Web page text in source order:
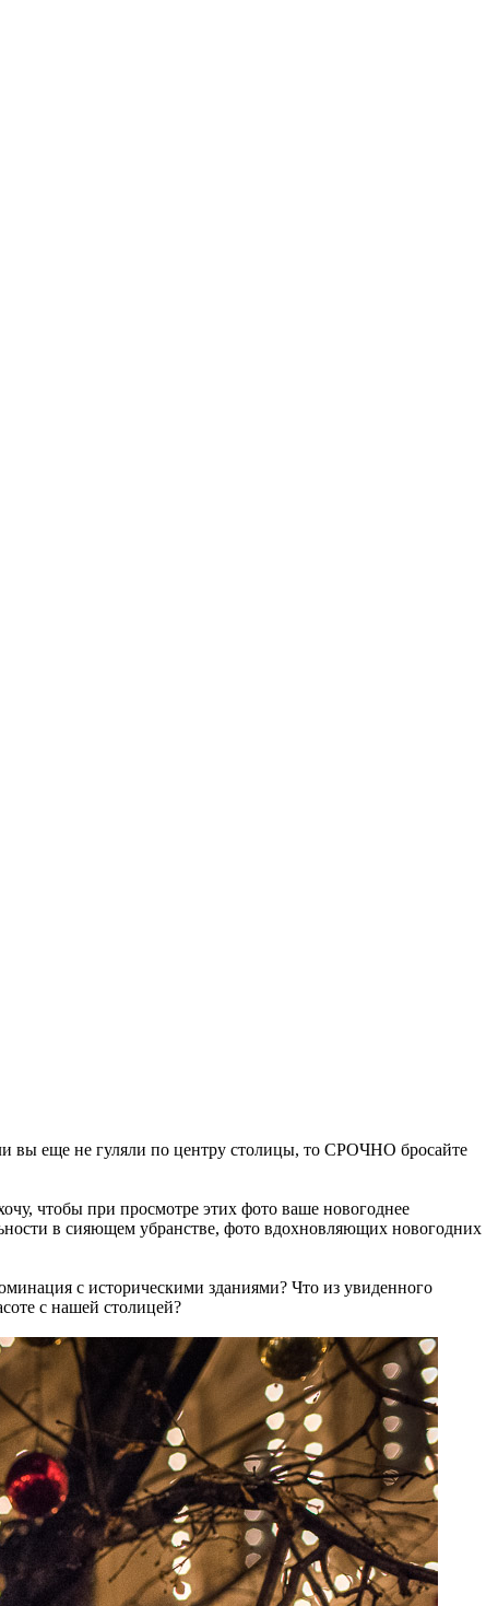
вы еще не гуляли по центру столицы, то СРОЧНО бросайте
чтобы при просмотре этих фото ваше новогоднее
в сияющем убранстве, фото вдохновляющих новогодних
с историческими зданиями? Что из увиденного
с нашей столицей?